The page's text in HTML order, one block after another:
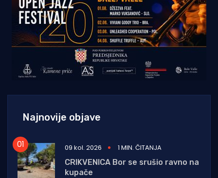
Najnovije objave
09 kol. 2026
1 MIN. ČITANJA
CRIKVENICA Bor se srušio ravno na
kupače